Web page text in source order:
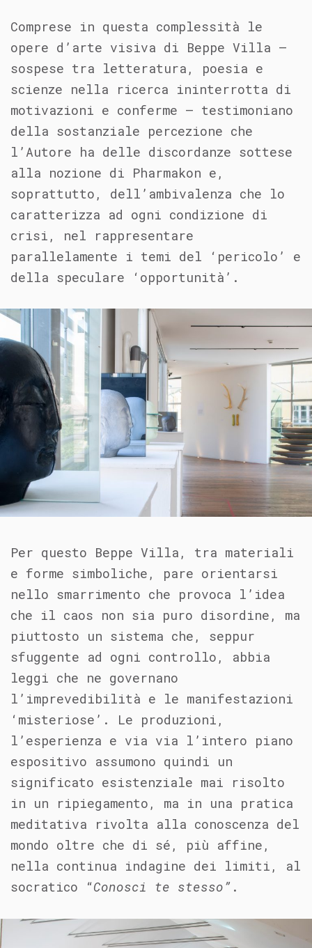
Comprese in questa complessità le
opere d’arte visiva di Beppe Villa –
sospese tra letteratura, poesia e
scienze nella ricerca ininterrotta di
motivazioni e conferme – testimoniano
della sostanziale percezione che
l’Autore ha delle discordanze sottese
alla nozione di Pharmakon e,
soprattutto, dell’ambivalenza che lo
caratterizza ad ogni condizione di
crisi, nel rappresentare
parallelamente i temi del ‘pericolo’ e
della speculare ‘opportunità’.
Per questo Beppe Villa, tra materiali
e forme simboliche, pare orientarsi
nello smarrimento che provoca l’idea
che il caos non sia puro disordine, ma
piuttosto un sistema che, seppur
sfuggente ad ogni controllo, abbia
leggi che ne governano
l’imprevedibilità e le manifestazioni
‘misteriose’. Le produzioni,
l’esperienza e via via l’intero piano
espositivo assumono quindi un
significato esistenziale mai risolto
in un ripiegamento, ma in una pratica
meditativa rivolta alla conoscenza del
mondo oltre che di sé, più affine,
nella continua indagine dei limiti, al
socratico “Conosci te stesso” .